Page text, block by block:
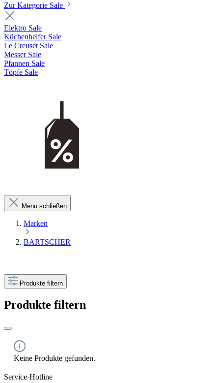
Zur Kategorie Sale
Elektro Sale
Küchenhelfer Sale
Le Creuset Sale
Messer Sale
Pfannen Sale
Töpfe Sale
Menü schließen
Marken
BARTSCHER
Produkte filtern
Produkte filtern
Keine Produkte gefunden.
Service-Hotline